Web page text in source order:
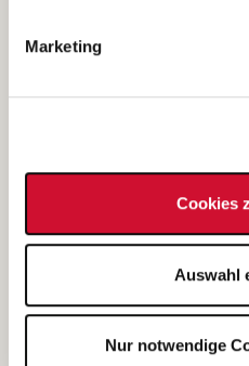
Marketing
Cookies
Auswahl
Nur notwendige
Bewerbung als
Bewerbung als Erzieher*in
AWO Gliederungen nach